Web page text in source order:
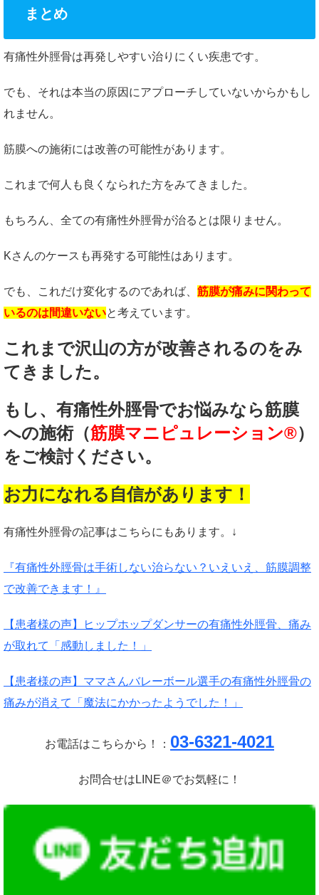
まとめ
有痛性外脛骨は再発しやすい治りにくい疾患です。
でも、それは本当の原因にアプローチしていないからかもし
れません。
筋膜への施術には改善の可能性があります。
これまで何人も良くなられた方をみてきました。
もちろん、全ての有痛性外脛骨が治るとは限りません。
Kさんのケースも再発する可能性はあります。
でも、これだけ変化するのであれば、 筋膜が痛みに関わって
いるのは間違いないと考えています。
これまで沢山の方が改善されるのをみ
てきました。
もし、有痛性外脛骨でお悩みなら筋膜
への施術（筋膜マニピュレーション®）
をご検討ください。
お力になれる自信があります！
有痛性外脛骨の記事はこちらにもあります。↓
『有痛性外脛骨は手術しない治らない？いえいえ、筋膜調整
で改善できます！』
【患者様の声】ヒップホップダンサーの有痛性外脛骨、痛み
が取れて「感動しました！」
【患者様の声】ママさんバレーボール選手の有痛性外脛骨の
痛みが消えて「魔法にかかったようでした！」
お電話はこちらから！： 03-6321-4021
お問合せはLINE＠でお気軽に！